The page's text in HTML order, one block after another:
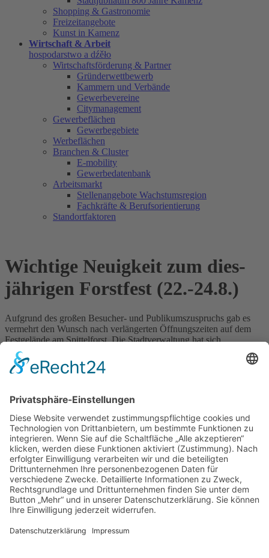
Shopping & Gastronomie
Freizeitangebote
Kunst in Kamenz
Wirtschaft & Arbeit
hospodarstwo a dźěło
Wirtschaftsförderung & Partner
Gründerwettbewerb
Kammern und Verbände
Gewerbevereine
Citymanagement
Gewerbeflächen
Gewerbegebiete
Werbeflächen
Branchen & Cluster
E-mobility
Gewerbedatenbank
Arbeitsmarkt
Stellenangebote Wachstumsregion
Fachkräfte & Berufsorientierung
Standortfaktoren
Wichtige Neuigkeit zum dies-
jährigen Forstfest (22.-24.8.)
Aufgrund des großen Besucher- und Publikumszuspruchs gab es
vermehrt den Wunsch nach verlängerten Öffnungszeiten auf dem
Festgelände am Spittelforst. Die Stadtverwaltung hat sich
entschlossen, diesem Wunsch nachzukommen. Deshalb gelten für
Dienstag bis Donnerstag jetzt folgende Öffnungszeiten:
- Mittwoch, 23. August 15.00 bis
- Donnerstag, 24. August 15.00 bis24.00Uhr
Alle weiteren Informationen sind zu finden unterwww.forstfest-
kamenz.de.
Zurück
»facebook.com/kamenz.news »facebook.com/rathaus.kamenz
»facebook.com/Kamenz.Tourismus
»instagramm.com/kamenz_tourismus